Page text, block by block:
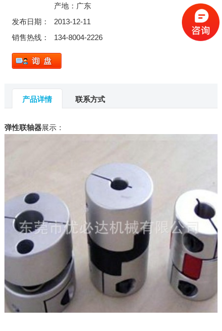
产地：广东
发布日期：
2013-12-11
销售热线：
134-8004-2226
产品详情 联系方式
弹性联轴器展示：